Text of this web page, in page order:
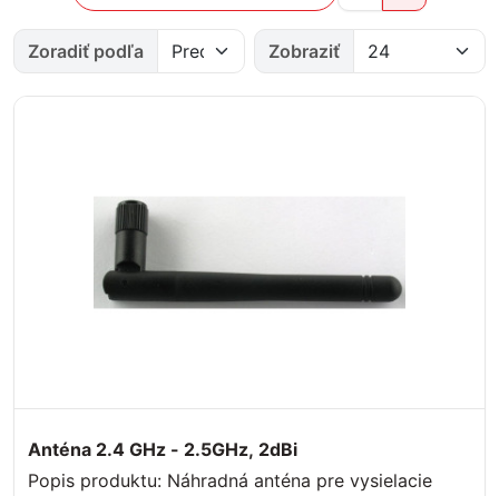
Zoradiť podľa Zobraziť
Anténa 2.4 GHz - 2.5GHz, 2dBi
Popis produktu: Náhradná anténa pre vysielacie